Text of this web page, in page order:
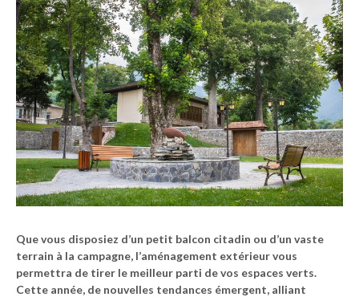
Que vous disposiez d’un petit balcon citadin ou d’un vaste
terrain à la campagne, l’aménagement extérieur vous
permettra de tirer le meilleur parti de vos espaces verts.
Cette année, de nouvelles tendances émergent, alliant